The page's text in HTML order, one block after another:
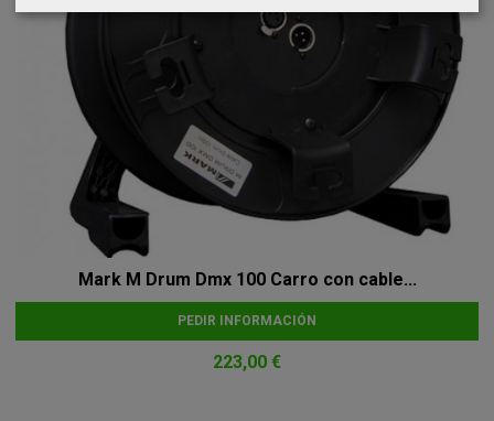
Mark M Drum Dmx 100 Carro con cable...
PEDIR INFORMACIÓN
223,00 €